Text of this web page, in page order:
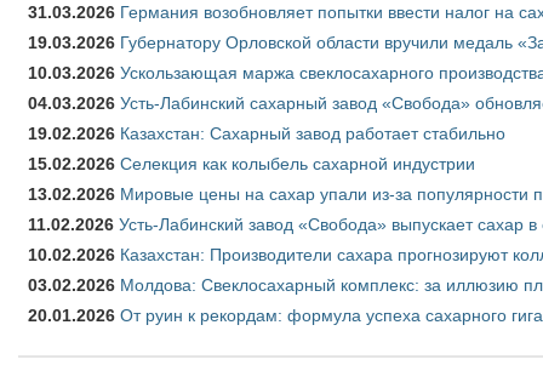
31.03.2026 Германия возобновляет попытки ввести налог на
19.03.2026 Губернатору Орловской области вручили медаль
10.03.2026 Ускользающая маржа свеклосахарного
04.03.2026 Усть-Лабинский сахарный завод «Свобода»
19.02.2026 Казахстан: Сахарный завод работает стабильно
15.02.2026 Селекция как колыбель сахарной индустрии
13.02.2026 Мировые цены на сахар упали из-за популярности
11.02.2026 Усть-Лабинский завод «Свобода» выпускает сахар в
10.02.2026 Казахстан: Производители сахара прогнозируют
03.02.2026 Молдова: Свеклосахарный комплекс: за иллюзию
20.01.2026 От руин к рекордам: формула успеха сахарного